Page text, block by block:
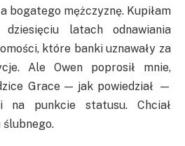
bogatego mężczyznę. Kupiłam
latach odnawiania
które banki uznawały za
Ale Owen poprosił mnie,
Grace — jak powiedział —
na punkcie statusu. Chciał
ślubnego.